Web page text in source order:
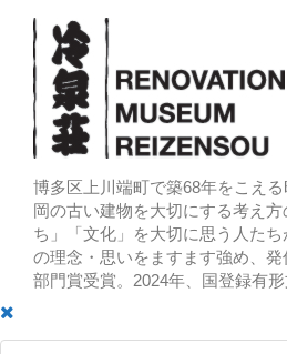
博多区上川端町で築68年をこえ
岡の古い建物を大切にする考え
ち」「文化」を大切に思う人た
の理念・思いをますます強め、
部門賞受賞。2024年、国登録有